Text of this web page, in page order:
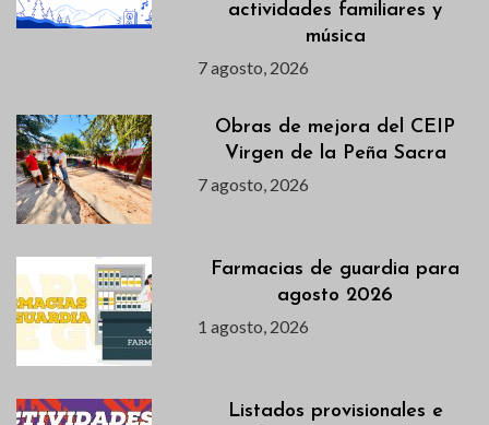
actividades familiares y
música
7 agosto, 2026
Obras de mejora del CEIP
Virgen de la Peña Sacra
7 agosto, 2026
Farmacias de guardia para
agosto 2026
1 agosto, 2026
Listados provisionales e